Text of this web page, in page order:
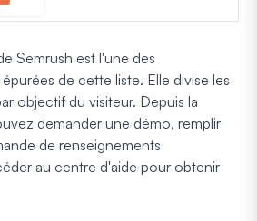
Semrush est l'une des
de cette liste. Elle divise les
objectif du visiteur. Depuis la
demander une démo, remplir
de renseignements
au centre d'aide pour obtenir